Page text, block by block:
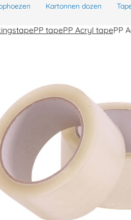
Kartonnen dozen
PP tapePP Acryl tapePP